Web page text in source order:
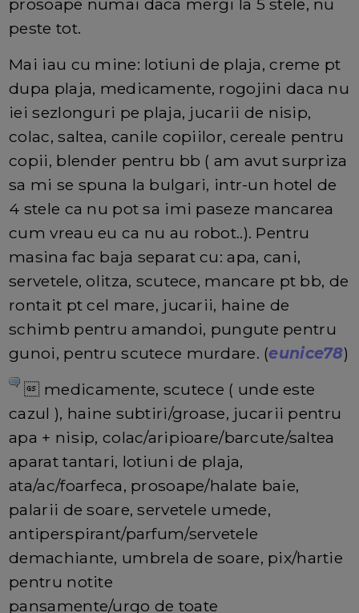
prosoape numai daca mergi la 5 stele, nu
peste tot.
Mai iau cu mine: lotiuni de plaja, creme pt
dupa plaja, medicamente, rogojini daca nu
iei sezlonguri pe plaja, jucarii de nisip,
colac, saltea, canile copiilor, cereale pentru
copii, blender pentru bb ( am avut surpriza
sa mi se spuna la bulgari, intr-un hotel de
4 stele ca nu pot sa imi paseze mancarea
cum vreau eu ca nu au robot..). Pentru
masina fac baja separat cu: apa, cani,
servetele, olitza, scutece, mancare pt bb, de
rontait pt cel mare, jucarii, haine de
schimb pentru amandoi, pungute pentru
gunoi, pentru scutece murdare. (eunice78)
medicamente, scutece ( unde este
cazul ), haine subtiri/groase, jucarii pentru
apa + nisip, colac/aripioare/barcute/saltea
aparat tantari, lotiuni de plaja,
ata/ac/foarfeca, prosoape/halate baie,
palarii de soare, servetele umede,
antiperspirant/parfum/servetele
demachiante, umbrela de soare, pix/hartie
pentru notite
pansamente/urgo de toate